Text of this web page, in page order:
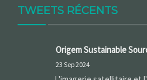
TWEETS RÉCENTS
Origem Sustainable
23 Sep 2024